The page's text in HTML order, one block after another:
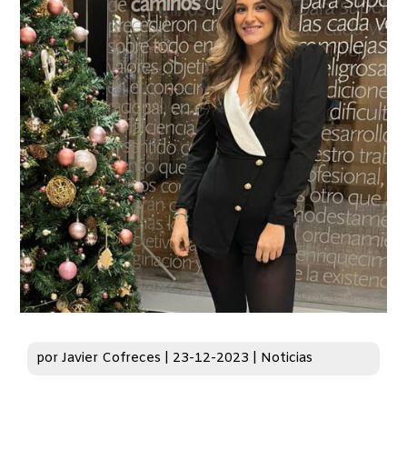
porJavier Cofreces 23-12-2023 Noticias